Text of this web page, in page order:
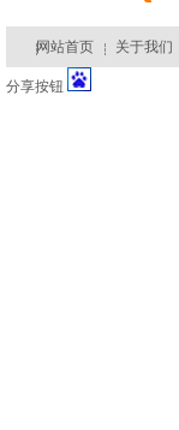
网站首页
关于我们
分享按钮